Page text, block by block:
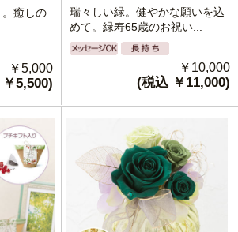
癒しの
￥5,000
5,500)
瑞々しい緑。健やかな願いを込
めて。緑寿65歳のお祝い...
￥10,000
(税込 ￥11,000)